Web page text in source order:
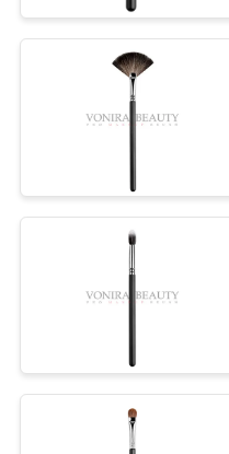
に
行
商標の
自然な
ラシ